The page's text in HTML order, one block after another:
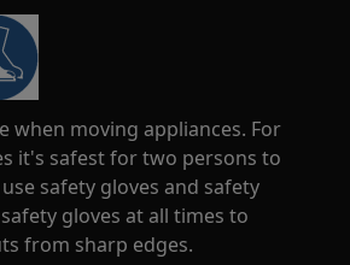
when moving appliances. For
it's safest for two persons to
safety gloves and safety
gloves at all times to
from sharp edges.